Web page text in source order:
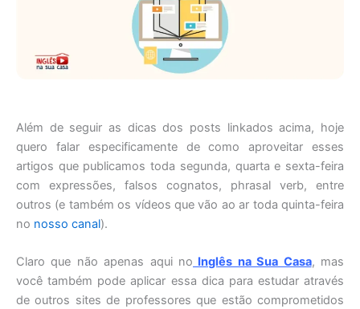
Além de seguir as dicas dos posts linkados acima, hoje
quero falar especificamente de como aproveitar esses
artigos que publicamos toda segunda, quarta e sexta-feira
com expressões, falsos cognatos, phrasal verb, entre
outros (e também os vídeos que vão ao ar toda quinta-feira
no nosso canal).
Claro que não apenas aqui no Inglês na Sua Casa, mas
você também pode aplicar essa dica para estudar através
de outros sites de professores que estão comprometidos